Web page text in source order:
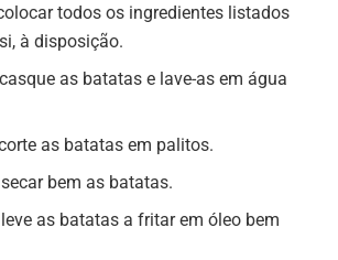
todos os ingredientes listados
à disposição.
as batatas e lave-as em água
as batatas em palitos.
bem as batatas.
as batatas a fritar em óleo bem